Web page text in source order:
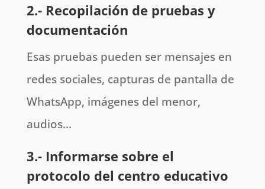
2.- Recopilación de pruebas y
documentación
Esas pruebas pueden ser mensajes en
redes sociales, capturas de pantalla de
WhatsApp, imágenes del menor,
audios…
3.- Informarse sobre el
protocolo del centro educativo